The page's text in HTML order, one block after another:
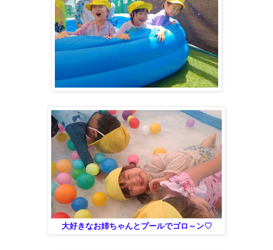
大好きなお姉ちゃんとプールでゴロ～ン♡